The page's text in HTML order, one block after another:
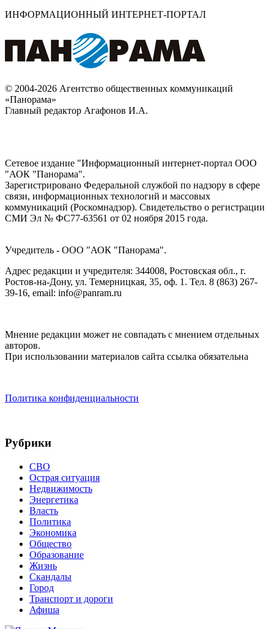
ИНФОРМАЦИОННЫЙ ИНТЕРНЕТ-ПОРТАЛ
© 2004-2026 Агентство общественных коммуникаций
«Панорама»
Главный редактор Агафонов И.А.
Сетевое издание "Информационный интернет-портал ООО
"АОК "Панорама".
Зарегистрировано Федеральной службой по надзору в сфере
связи, информационных технологий и массовых
коммуникаций (Роскомнадзор). Cвидетельство о регистрации
СМИ Эл № ФС77-63561 от 02 ноября 2015 года.
Учредитель - ООО "АОК "Панорама".
Адрес редакции и учредителя: 344008, Ростовская обл., г.
Ростов-на-Дону, ул. Темерницкая, 35, оф. 1. Тел. 8 (863) 267-
39-16, email: info@panram.ru
Мнение редакции может не совпадать с мнением отдельных
авторов.
При использовании материалов сайта ссылка обязательна
Политика конфиденциальности
Рубрики
СВО
Острая ситуация
Недвижимость
Энергетика
Власть
Политика
Экономика
Общество
Образование
Жизнь
Скандалы
Город
Транспорт и дороги
Афиша